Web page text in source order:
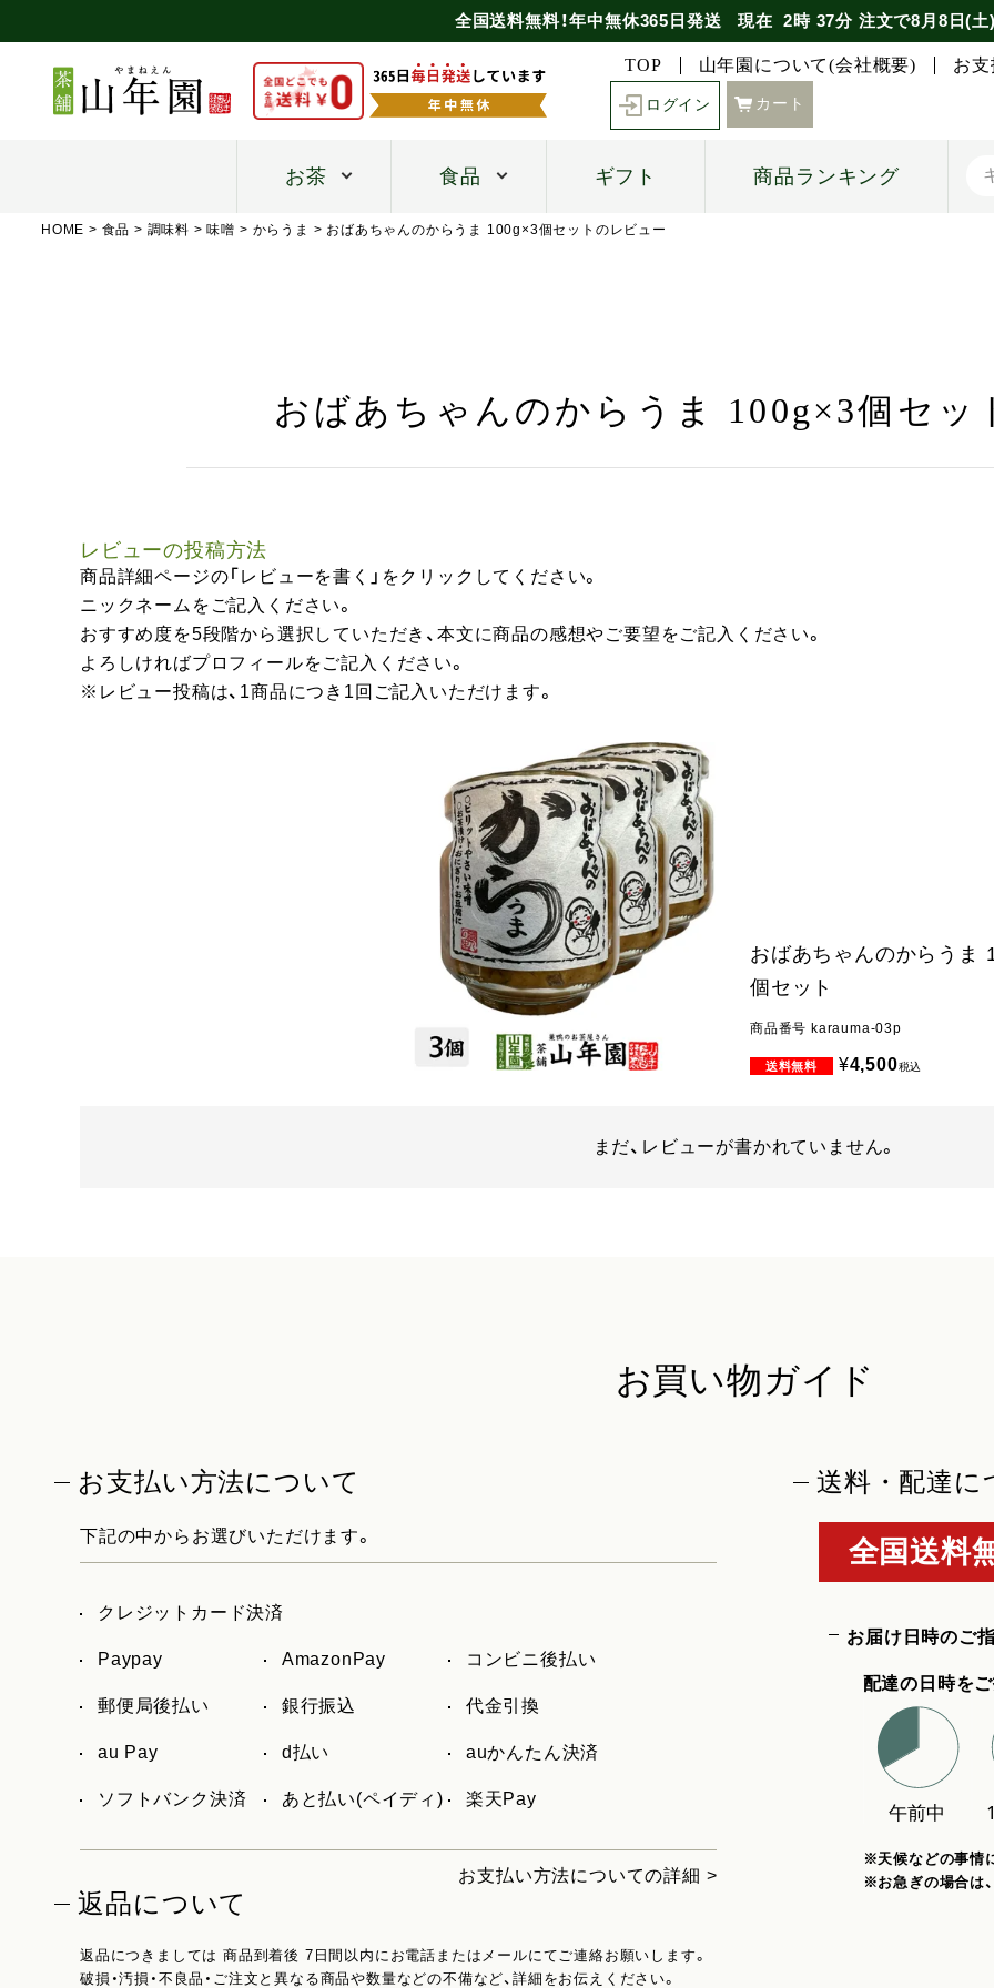
全国送料無料！年中無休365日発送 現在 2時 37分注文で8月8日(土
TOP 山年園について(会社概要) お
ログイン カート
お茶 食品 ギフト 商品ランキング
HOME 食品 調味料 味噌 からうま おばあちゃんのからうま 100g×3個セットのレビュー
おばあちゃんのからうま 100g×3個セッ
レビューの投稿方法
商品詳細ページの「レビューを書く」をクリックしてください。
ニックネームをご記入ください。
おすすめ度を5段階から選択していただき、本文に商品の感想やご要望をご記入ください。
よろしければプロフィールをご記入ください。
※レビュー投稿は、1商品につき1回ご記入いただけます。
おばあちゃんのからうま
個セット
商品番号 karauma-03p
¥4,500税込
まだ、レビューが書かれていません。
お買い物ガイド
お支払い方法について
下記の中からお選びいただけます。
クレジットカード決済
Paypay AmazonPay コンビニ後払い
郵便局後払い 銀行振込 代金引換
au Pay d払い auかんたん決済
ソフトバンク決済 あと払い(ペイディ) 楽天Pay
お支払い方法についての詳細 >
返品について
返品につきましては 商品到着後 7日間以内にお電話またはメールにてご連絡お願いします。
破損・汚損・不良品・ご注文と異なる商品や数量などの不備など、詳細をお伝えください。
送料・配達に
全国送料
お届け日時のご
配達の日時を
※天候などの事情
※お急ぎの場合は